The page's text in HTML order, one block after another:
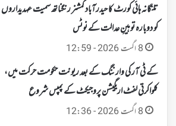
تلنگانہ ہائی کورٹ کا حیدرآباد کمشنر رنگناتھ سمیت عہدیداروں
کو دوبارہ توہینِ عدالت کے نوٹس
8 اگست 2026 - 12:59
کے ٹی آر کی وارننگ کے بعد ریونت حکومت حرکت میں،
کلواکرتی لفٹ اریگیشن پروجیکٹ کے پمپس شروع
8 اگست 2026 - 12:36